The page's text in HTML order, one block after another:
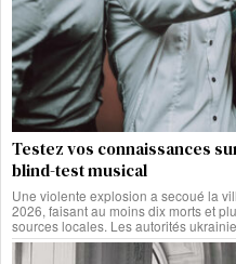
Testez vos connaissances
blind-test musical
Une violente explosion a secoué la
2026, faisant au moins dix morts et
sources locales. Les autorités